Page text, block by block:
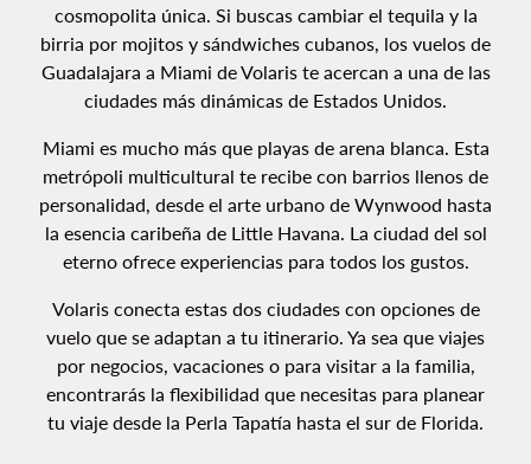
cosmopolita única. Si buscas cambiar el tequila y la
birria por mojitos y sándwiches cubanos, los vuelos de
Guadalajara a Miami de Volaris te acercan a una de las
ciudades más dinámicas de Estados Unidos.
Miami es mucho más que playas de arena blanca. Esta
metrópoli multicultural te recibe con barrios llenos de
personalidad, desde el arte urbano de Wynwood hasta
la esencia caribeña de Little Havana. La ciudad del sol
eterno ofrece experiencias para todos los gustos.
Volaris conecta estas dos ciudades con opciones de
vuelo que se adaptan a tu itinerario. Ya sea que viajes
por negocios, vacaciones o para visitar a la familia,
encontrarás la flexibilidad que necesitas para planear
tu viaje desde la Perla Tapatía hasta el sur de Florida.